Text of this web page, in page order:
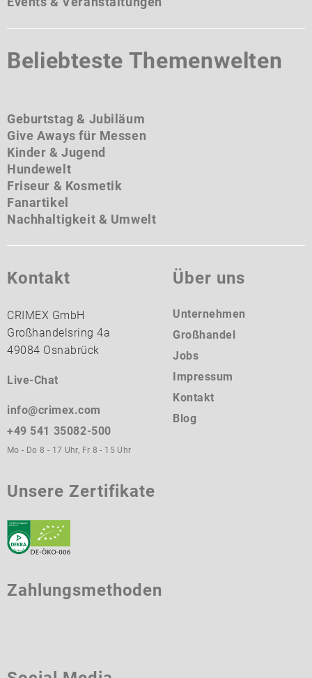
Beliebteste Themenwelten
Geburtstag & Jubiläum
Give Aways für Messen
Kinder & Jugend
Hundewelt
Friseur & Kosmetik
Fanartikel
Nachhaltigkeit & Umwelt
Kontakt
CRIMEX GmbH
Großhandelsring 4a
49084 Osnabrück
Live-Chat
info@crimex.com
+49 541 35082-500
Mo - Do 8 - 17 Uhr, Fr 8 - 15 Uhr
Über uns
Unternehmen
Großhandel
Jobs
Impressum
Kontakt
Blog
Unsere Zertifikate
Zahlungsmethoden